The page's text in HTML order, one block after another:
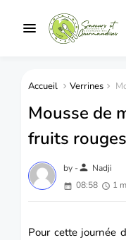
Accueil Verrines
Mousse de
fruits
by -person Nadji
08:58
1
Pour cette journée